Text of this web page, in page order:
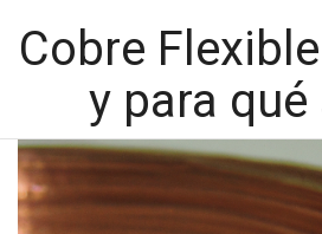
Cobre
y para qué